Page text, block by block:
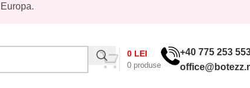
0 produse
0 LEI
+40 775 253